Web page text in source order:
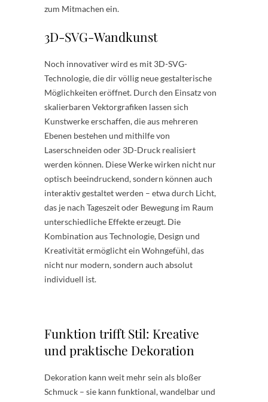
zum Mitmachen ein.
3D-SVG-Wandkunst
Noch innovativer wird es mit 3D-SVG-
Technologie, die dir völlig neue gestalterische
Möglichkeiten eröffnet. Durch den Einsatz von
skalierbaren Vektorgrafiken lassen sich
Kunstwerke erschaffen, die aus mehreren
Ebenen bestehen und mithilfe von
Laserschneiden oder 3D-Druck realisiert
werden können. Diese Werke wirken nicht nur
optisch beeindruckend, sondern können auch
interaktiv gestaltet werden – etwa durch Licht,
das je nach Tageszeit oder Bewegung im Raum
unterschiedliche Effekte erzeugt. Die
Kombination aus Technologie, Design und
Kreativität ermöglicht ein Wohngefühl, das
nicht nur modern, sondern auch absolut
individuell ist.
Funktion trifft Stil: Kreative
und praktische Dekoration
Dekoration kann weit mehr sein als bloßer
Schmuck – sie kann funktional, wandelbar und